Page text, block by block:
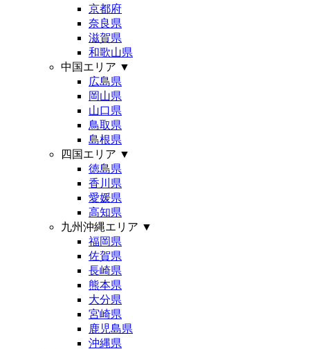
京都府
奈良県
滋賀県
和歌山県
中国エリア ▼
広島県
岡山県
山口県
鳥取県
島根県
四国エリア ▼
徳島県
香川県
愛媛県
高知県
九州沖縄エリア ▼
福岡県
佐賀県
長崎県
熊本県
大分県
宮崎県
鹿児島県
沖縄県